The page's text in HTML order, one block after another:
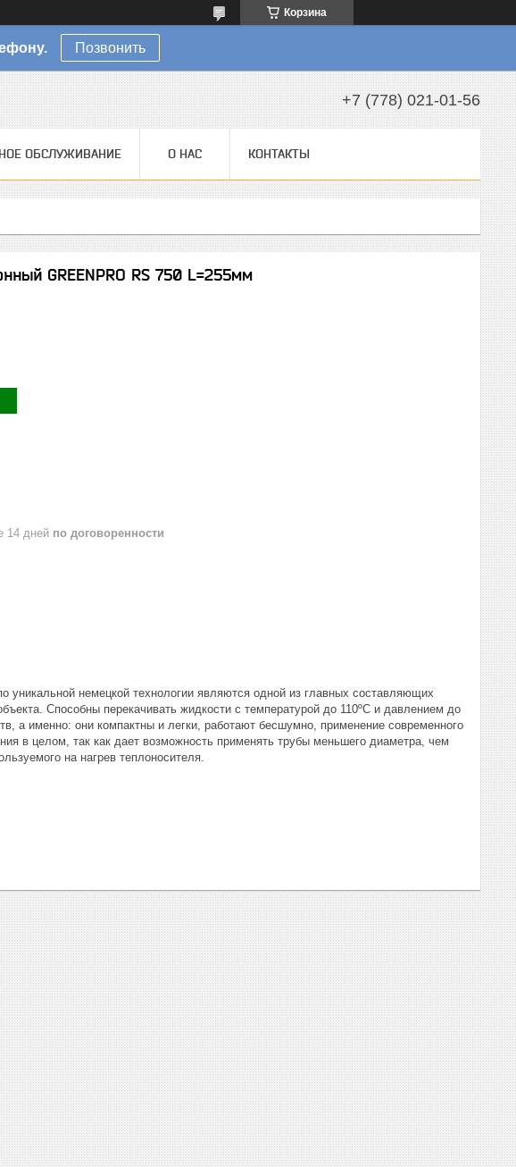
Корзина
Позвонить
+7 (778) 021-01-56
ОБСЛУЖИВАНИЕ О НАС КОНТАКТЫ
GREENPRO RS 750 L=255мм
14 дней по договоренности
уникальной немецкой технологии являются одной из главных составляющих
Способны перекачивать жидкости с температурой до 110ºС и давлением до
именно: они компактны и легки, работают бесшумно, применение современного
в целом, так как дает возможность применять трубы меньшего диаметра, чем
на нагрев теплоносителя.